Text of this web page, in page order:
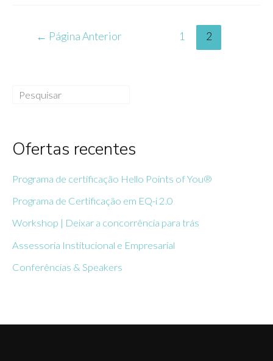
LEARNING
Paginação
← Página Anterior 1 2
Pesquisar
Ofertas recentes
Programa de certificação Hello Points of You®
Programa de Certificação em EQ-i 2.0
Workshop | Deixar a concorrência para trás
Assessoria Institucional e Empresarial
Conferências & Speakers